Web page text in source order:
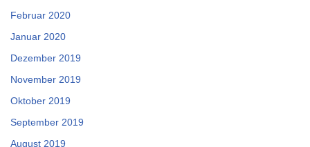
Februar 2020
Januar 2020
Dezember 2019
November 2019
Oktober 2019
September 2019
August 2019